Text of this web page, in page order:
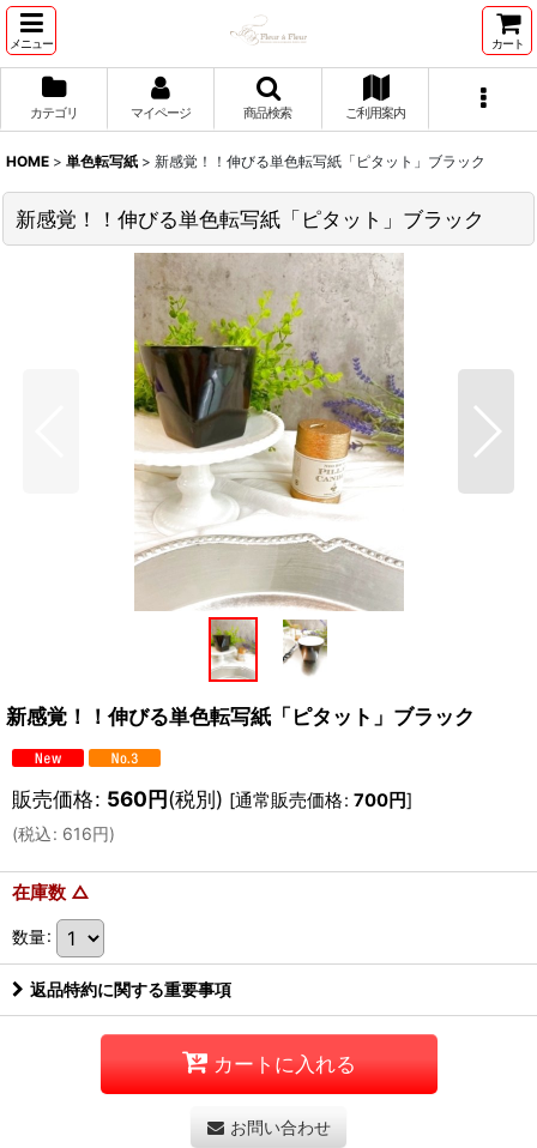
メニュー カート
カテゴリ マイページ 商品検索 ご利用案内
HOME > 単色転写紙 > 新感覚！！伸びる単色転写紙「ピタット」ブラック
新感覚！！伸びる単色転写紙「ピタット」ブラック
新感覚！！伸びる単色転写紙「ピタット」ブラック
販売価格: 560円(税別) [通常販売価格: 700円]
(税込: 616円)
在庫数 △
数量:
返品特約に関する重要事項
カートに入れる
お問い合わせ